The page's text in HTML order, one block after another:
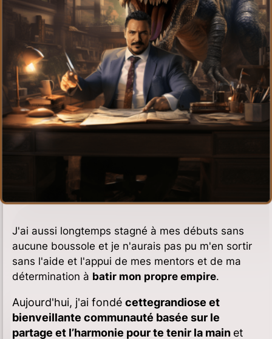
J'ai aussi longtemps stagné à mes débuts sans
aucune boussole et je n'aurais pas pu m'en sortir
sans l'aide et l'appui de mes mentors et de ma
détermination à batir mon propre empire.
Aujourd'hui, j'ai fondé cettegrandiose et
bienveillante communauté basée sur le
partage et l’harmonie pour te tenir la main et